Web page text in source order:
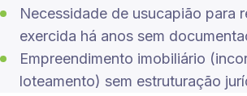
Necessidade de usucapião para
exercida há anos sem
Empreendimento imobiliário
loteamento) sem estruturação